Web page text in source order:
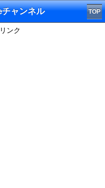
ャンネル TOP
ンク